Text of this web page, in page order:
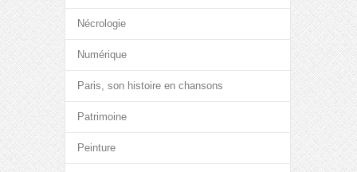
Nécrologie
Numérique
Paris, son histoire en chansons
Patrimoine
Peinture